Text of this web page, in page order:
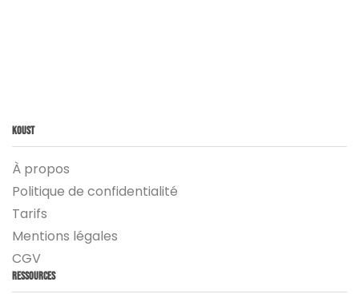
Koust
À propos
Politique de confidentialité
Tarifs
Mentions légales
CGV
Ressources